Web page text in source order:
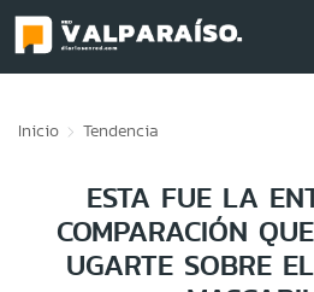
Inicio Tendencia
ESTA FUE LA
COMPARACIÓN
UGARTE SOBRE